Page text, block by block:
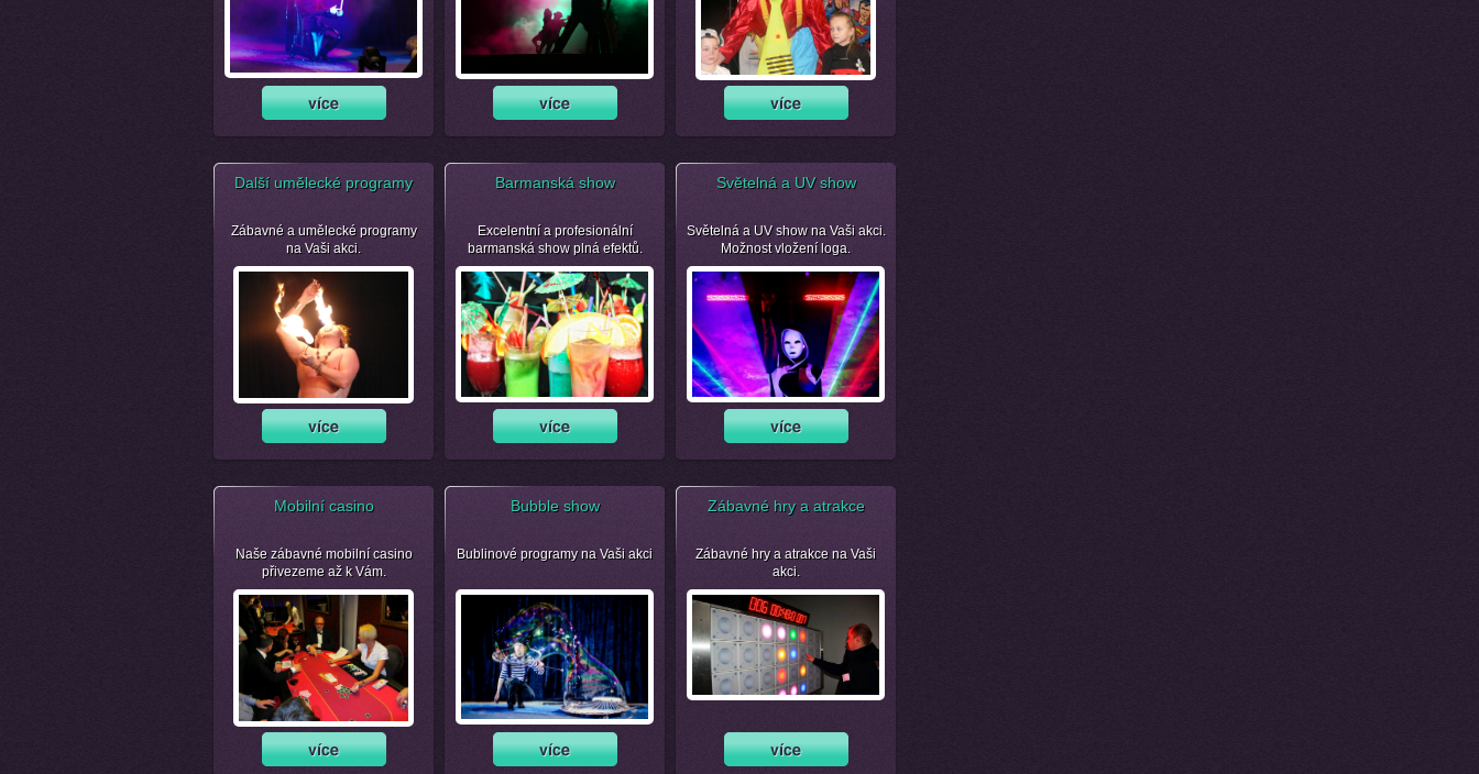
Další umělecké programy
Zábavné a umělecké programy
na Vaši akci.
Barmanská show
Excelentní a profesionální
barmanská show plná efektů.
Světelná a UV show
Světelná a UV show na Vaši akci.
Možnost vložení loga.
Mobilní casino
Naše zábavné mobilní casino
přivezeme až k Vám.
Bubble show
Bublinové programy na Vaši akci
Zábavné hry a atrakce
Zábavné hry a atrakce na Vaši
akci.